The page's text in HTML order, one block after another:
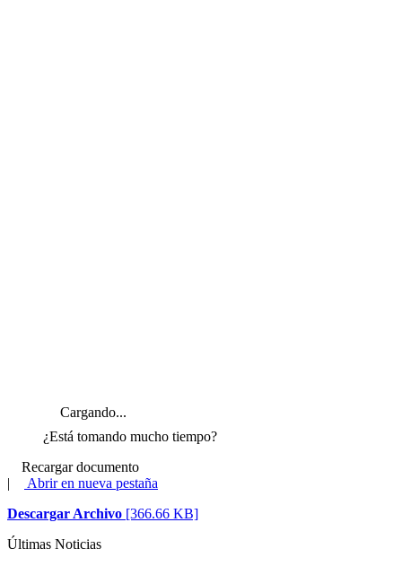
Cargando...
¿Está tomando mucho tiempo?
Recargar documento
|
Abrir en nueva pestaña
Descargar Archivo [366.66 KB]
Últimas Noticias